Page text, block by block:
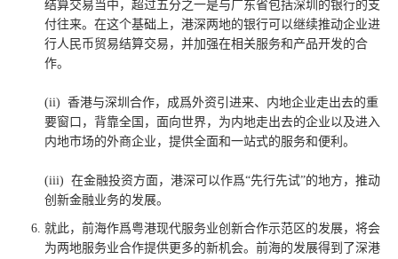
结算交易当中，超过五分之一是与广东省包括深圳的银行的支
付往来。在这个基础上，港深两地的银行可以继续推动企业进
行人民币贸易结算交易，并加强在相关服务和产品开发的合
作。
(ii) 香港与深圳合作，成爲外资引进来、内地企业走出去的重
要窗口，背靠全国，面向世界，为内地走出去的企业以及进入
内地市场的外商企业，提供全面和一站式的服务和便利。
(iii) 在金融投资方面，港深可以作爲“先行先试”的地方，推动
创新金融业务的发展。
就此，前海作爲粤港现代服务业创新合作示范区的发展，将会
为两地服务业合作提供更多的新机会。前海的发展得到了深港